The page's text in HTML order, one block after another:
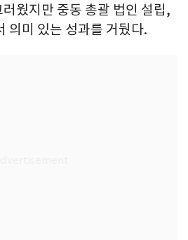
웠지만 중동 총괄 법인 설립,
의미 있는 성과를 거뒀다.